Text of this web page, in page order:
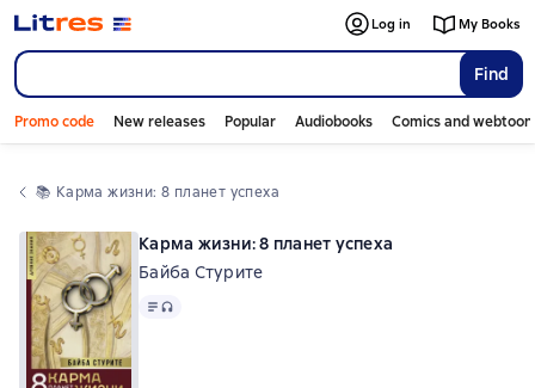
Find
Log in My Books
Promo code New releases Popular Audiobooks Comics and
📚 Карма жизни: 8 планет успеха
Карма жизни: 8 планет успеха
Байба Стурите
Text, audio format available